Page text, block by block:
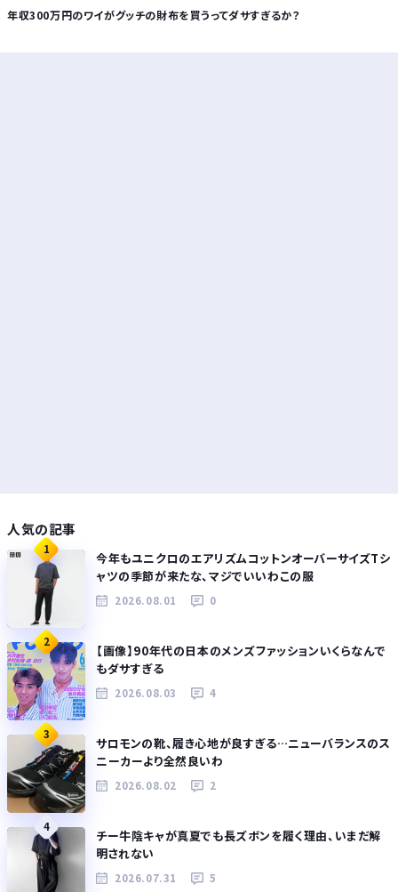
年収300万円のワイがグッチの財布を買うってダサすぎるか？
人気の記事
1
今年もユニクロのエアリズムコットンオーバーサイズTシ
ャツの季節が来たな、マジでいいわこの服
2026.08.01 0
2
【画像】90年代の日本のメンズファッションいくらなんで
もダサすぎる
2026.08.03 4
3
サロモンの靴、履き心地が良すぎる…ニューバランスのス
ニーカーより全然良いわ
2026.08.02 2
4
チー牛陰キャが真夏でも長ズボンを履く理由、いまだ解
明されない
2026.07.31 5